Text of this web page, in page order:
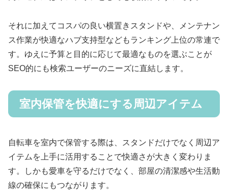
それに加えてコスパの良い横置きスタンドや、メンテナン
ス作業が快適なハブ支持型などもランキング上位の常連で
す。ゆえに予算と目的に応じて最適なものを選ぶことが
SEO的にも検索ユーザーのニーズに直結します。
室内保管を快適にする周辺アイテム
自転車を室内で保管する際は、スタンドだけでなく周辺ア
イテムを上手に活用することで快適さが大きく変わりま
す。しかも愛車を守るだけでなく、部屋の清潔感や生活動
線の確保にもつながります。